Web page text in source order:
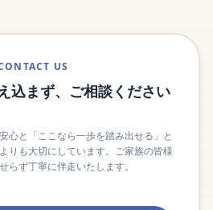
US
込まず、ご相談ください
心と「ここなら一歩を踏み出せる」と
りも大切にしています。ご家族の皆様
らず丁寧に伴走いたします。